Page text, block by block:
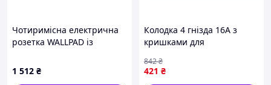
Чотиримісна електрична
розетка WALLPAD із
сіра, алюмінієва рамка,
250В 16А
1 512 ₴
Колодка 4 гнізда 16А з
кришками для
електроприладів каучук
IP44 BEMIS
421 ₴
842₴